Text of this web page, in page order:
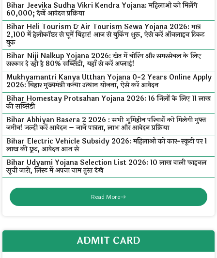
Bihar Jeevika Sudha Vikri Kendra Yojana: महिलाओं को मिलेंगे
₹60,000; देखें आवेदन प्रक्रिया
Bihar Heli Tourism & Air Tourism Sewa Yojana 2026: मात्र
₹2,100 में हेलीकॉप्टर से घूमें बिहार! आज से बुकिंग शुरू, ऐसे करें ऑनलाइन टिकट
बुक
Bihar Niji Nalkup Yojana 2026: खेत में बोरिंग और समरसेबल के लिए
सरकार दे रही है 80% सब्सिडी, यहाँ से करें अप्लाई!
Mukhyamantri Kanya Utthan Yojana 0-2 Years Online Apply
2026: बिहार मुख्यमंत्री कन्या उत्थान योजना, ऐसे करें आवेदन
Bihar Homestay Protsahan Yojana 2026: 16 जिलों के लिए ₹11 लाख
की सब्सिडी
Bihar Abhiyan Basera 2 2026 : सभी भूमिहीन परिवारों को मिलेगी मुफ्त
जमीन! जल्दी करें आवेदन – जानें पात्रता, लाभ और आवेदन प्रक्रिया
Bihar Electric Vehicle Subsidy 2026: महिलाओं को कार-स्कूटी पर ₹1
लाख की छूट, आवेदन आज से
Bihar Udyami Yojana Selection List 2026: ₹10 लाख वाली फाइनल
सूची जारी, लिस्ट में अपना नाम तुरंत देखे
Read More
ADMIT CARD